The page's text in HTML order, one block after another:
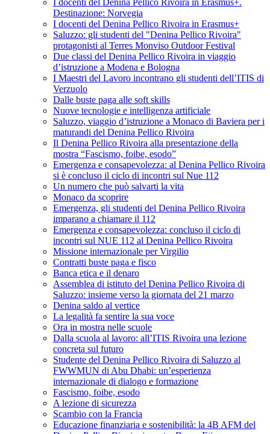
I docenti del Denina Pellico Rivoira in Erasmus+.
Destinazione: Norvegia
I docenti del Denina Pellico Rivoira in Erasmus+
Saluzzo: gli studenti del "Denina Pellico Rivoira"
protagonisti al Terres Monviso Outdoor Festival
Due classi del Denina Pellico Rivoira in viaggio
d’istruzione a Modena e Bologna
I Maestri del Lavoro incontrano gli studenti dell’ITIS di
Verzuolo
Dalle buste paga alle soft skills
Nuove tecnologie e intelligenza artificiale
Saluzzo, viaggio d’istruzione a Monaco di Baviera per i
maturandi del Denina Pellico Rivoira
Il Denina Pellico Rivoira alla presentazione della
mostra “Fascismo, foibe, esodo”
Emergenza e consapevolezza: al Denina Pellico Rivoira
si è concluso il ciclo di incontri sul Nue 112
Un numero che può salvarti la vita
Monaco da scoprire
Emergenza, gli studenti del Denina Pellico Rivoira
imparano a chiamare il 112
Emergenza e consapevolezza: concluso il ciclo di
incontri sul NUE 112 al Denina Pellico Rivoira
Missione internazionale per Virgilio
Contratti buste paga e fisco
Banca etica e il denaro
Assemblea di istituto del Denina Pellico Rivoira di
Saluzzo: insieme verso la giornata del 21 marzo
Denina saldo al vertice
La legalità fa sentire la sua voce
Ora in mostra nelle scuole
Dalla scuola al lavoro: all’ITIS Rivoira una lezione
concreta sul futuro
Studente del Denina Pellico Rivoira di Saluzzo al
FWWMUN di Abu Dhabi: un’esperienza
internazionale di dialogo e formazione
Fascismo, foibe, esodo
A lezione di sicurezza
Scambio con la Francia
Educazione finanziaria e sostenibilità: la 4B AFM del